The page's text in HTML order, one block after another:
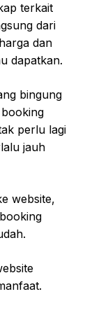
terkait
dari
dan
dapatkan.
bingung
perlu lagi
jauh
website,